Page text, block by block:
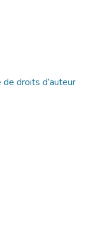
droits d’auteur